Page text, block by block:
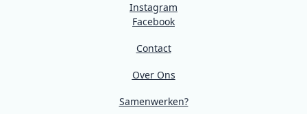
Instagram
Facebook
Contact
Over Ons
Samenwerken?